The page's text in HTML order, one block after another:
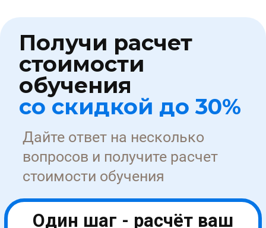
По пожарной безопасности
Как оплатить услуги?
Медиа
По оценке труда (СОУТ)
По электробезопасности
Курсы обучения
Для медиков
По охране труда
Сведения об УНИОБР
+7 499 11-33-000
Заказать звонок →
Партнерство
Карьера